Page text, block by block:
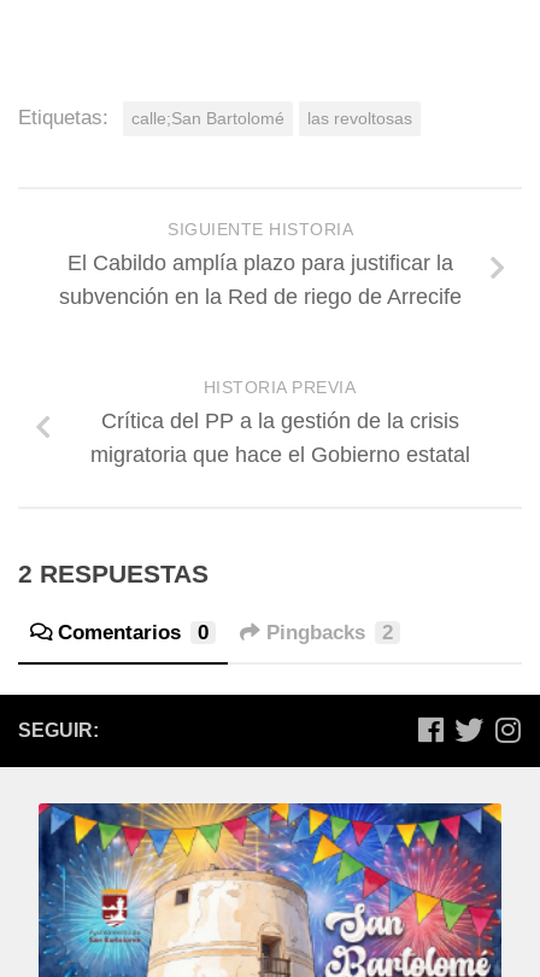
Etiquetas: calle;San Bartolomé las revoltosas
SIGUIENTE HISTORIA
El Cabildo amplía plazo para justificar la
subvención en la Red de riego de Arrecife
HISTORIA PREVIA
Crítica del PP a la gestión de la crisis
migratoria que hace el Gobierno estatal
2 RESPUESTAS
Comentarios 0 Pingbacks 2
SEGUIR: